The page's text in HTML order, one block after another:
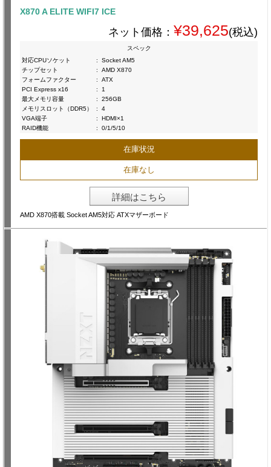
X870 A ELITE WIFI7 ICE
ネット価格： ¥39,625(税込)
スペック
対応CPUソケット
:
Socket AM5
チップセット
:
AMD X870
フォームファクター
:
ATX
PCI Express x16
:
1
最大メモリ容量
:
256GB
メモリスロット（DDR5）
:
4
VGA端子
:
HDMI×1
RAID機能
: 0/1/5/10
在庫状況
在庫なし
詳細はこちら
AMD X870搭載 Socket AM5対応 ATXマザーボード